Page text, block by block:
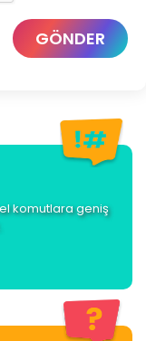
GÖNDER
komutlara geniş